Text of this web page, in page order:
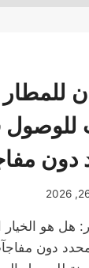
دون
هل هو الخيار
دون